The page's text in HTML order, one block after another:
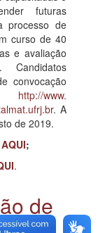
futuras
processo de
curso de 40
e avaliação
Candidatos
convocação
http://www.
. A
de 2019.
AQUI;
.
de